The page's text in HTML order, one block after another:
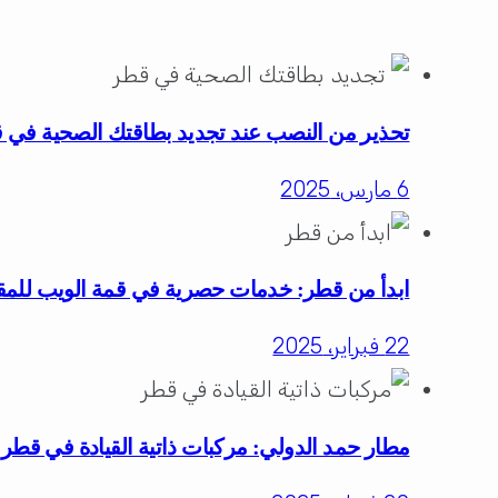
تحذير من النصب عند تجديد بطاقتك الصحية في
6 مارس، 2025
ابدأ من قطر: خدمات حصرية في قمة الويب
22 فبراير، 2025
مطار حمد الدولي: مركبات ذاتية القيادة في قطر